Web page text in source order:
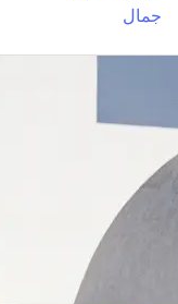
جمال